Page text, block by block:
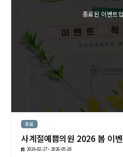
종료된 이벤트
종료
사계절예쁨의원 2026 봄 이
2026-02-27 ~ 2026-05-28